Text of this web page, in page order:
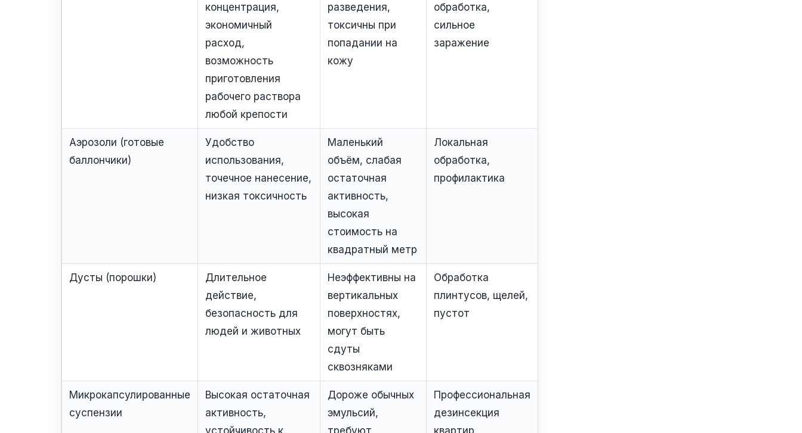
концентрация,
экономичный
расход,
возможность
приготовления
рабочего раствора
любой крепости
разведения,
токсичны при
попадании на
кожу
обработка,
сильное
заражение
Аэрозоли (готовые
баллончики)
Удобство
использования,
точечное нанесение,
низкая токсичность
Маленький
объём, слабая
остаточная
активность,
высокая
стоимость на
квадратный метр
Локальная
обработка,
профилактика
Дусты (порошки)
Длительное
действие,
безопасность для
людей и животных
Неэффективны на
вертикальных
поверхностях,
могут быть
сдуты
сквозняками
Обработка
плинтусов, щелей,
пустот
Микрокапсулированные
суспензии
Высокая остаточная
активность,
устойчивость к
Дороже обычных
эмульсий,
требуют
Профессиональная
дезинсекция
квартир